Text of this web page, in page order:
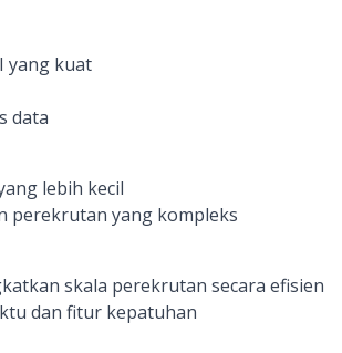
yang kuat
data
lebih kecil
perekrutan yang kompleks
skala perekrutan secara efisien
dan fitur kepatuhan